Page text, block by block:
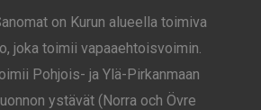
on Kurun alueella toimiva
joka toimii vapaaehtoisvoimin.
Pohjois- ja Ylä-Pirkanmaan
ystävät (Norra och Övre